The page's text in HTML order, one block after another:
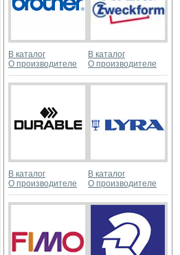
В каталог
О производителе
В каталог
О производителе
В каталог
О производителе
В каталог
О производителе